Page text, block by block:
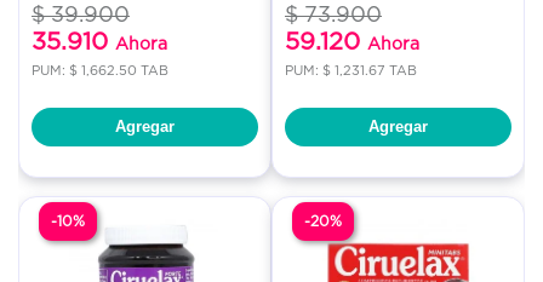
$ 39.900
35.910 Ahora
PUM: $ 1,662.50 TAB
Agregar
$ 73.900
59.120 Ahora
PUM: $ 1,231.67 TAB
Agregar
-10% -20%